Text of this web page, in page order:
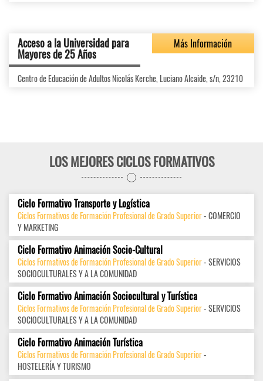
Acceso a la Universidad para
Mayores de 25 Años
Más Información
Centro de Educación de Adultos Nicolás Kerche, Luciano Alcaide, s/n, 23210
LOS MEJORES CICLOS FORMATIVOS
Ciclo Formativo Transporte y Logística
Ciclos Formativos de Formación Profesional de Grado Superior- COMERCIO
Y MARKETING
Ciclo Formativo Animación Socio-Cultural
Ciclos Formativos de Formación Profesional de Grado Superior- SERVICIOS
SOCIOCULTURALES Y A LA COMUNIDAD
Ciclo Formativo Animación Sociocultural y Turística
Ciclos Formativos de Formación Profesional de Grado Superior- SERVICIOS
SOCIOCULTURALES Y A LA COMUNIDAD
Ciclo Formativo Animación Turística
Ciclos Formativos de Formación Profesional de Grado Superior-
HOSTELERÍA Y TURISMO